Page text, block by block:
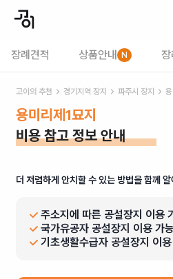
장례견적 상품안내 N
고이의 추천 경기 지역 장지 파주시 장지
용미리제1묘지
비용 참고 정보 안내
더 저렴하게 안치할 수 있는 방법을 함께
주소지에 따른 공설장지 이용
국가유공자 공설장지 이용 가
기초생활수급자 공설장지 이